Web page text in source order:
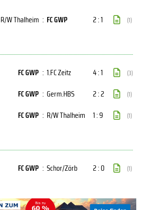
R/W Thalheim : FC GWP 2 : 1 (1)
FC GWP : 1.FC Zeitz 4 : 1 (3)
FC GWP : Germ.HBS 2 : 2 (1)
FC GWP : R/W Thalheim 1 : 9 (1)
FC GWP : Schor/Zörb 2 : 0 (1)